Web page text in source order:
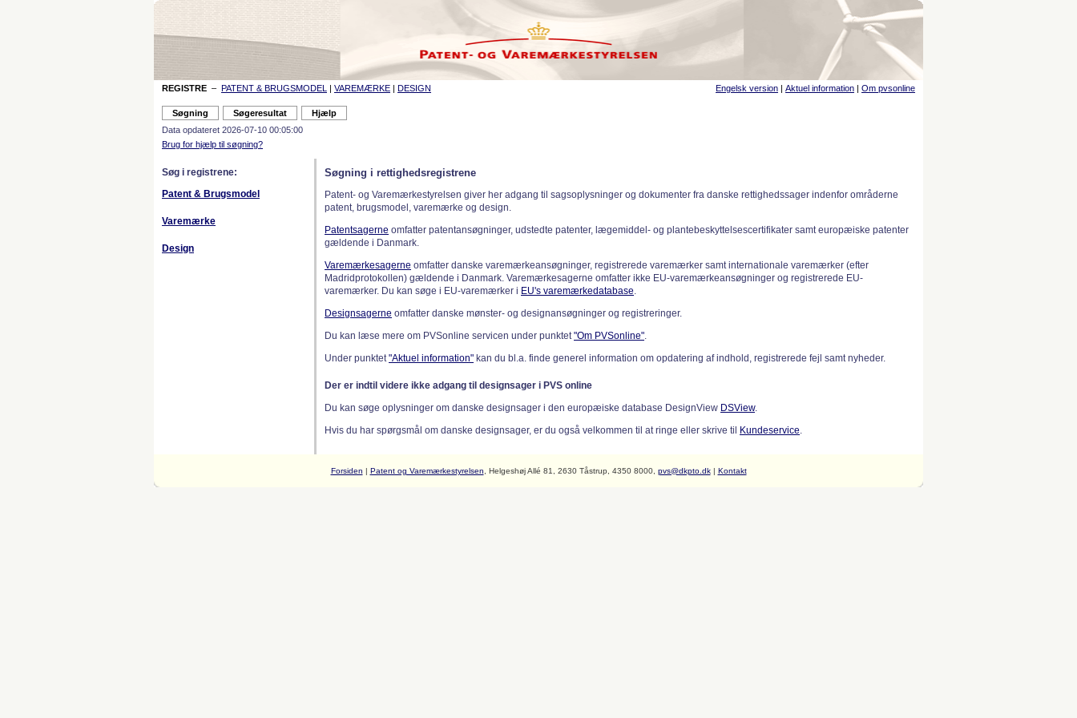
REGISTRE – PATENT & BRUGSMODEL | VAREMÆRKE | DESIGN Engelsk version | Aktuel information | Om pvsonline
Data opdateret 2026-07-10 00:05:00
Brug for hjælp til søgning?
Søg i registrene:
Patent & Brugsmodel
Varemærke
Design
Søgning i rettighedsregistrene
Patent- og Varemærkestyrelsen giver her adgang til sagsoplysninger og dokumenter fra danske rettighedssager indenfor områderne
patent, brugsmodel, varemærke og design.
Patentsagerne omfatter patentansøgninger, udstedte patenter, lægemiddel- og plantebeskyttelsescertifikater samt europæiske patenter
gældende i Danmark.
Varemærkesagerne omfatter danske varemærkeansøgninger, registrerede varemærker samt internationale varemærker (efter
Madridprotokollen) gældende i Danmark. Varemærkesagerne omfatter ikke EU-varemærkeansøgninger og registrerede EU-
varemærker. Du kan søge i EU-varemærker i EU's varemærkedatabase.
Designsagerne omfatter danske mønster- og designansøgninger og registreringer.
Du kan læse mere om PVSonline servicen under punktet"Om PVSonline".
Under punktet"Aktuel information" kan du bl.a. finde generel information om opdatering af indhold, registrerede fejl samt nyheder.
Der er indtil videre ikke adgang til designsager i PVS online
Du kan søge oplysninger om danske designsager i den europæiske database DesignView DSView.
Hvis du har spørgsmål om danske designsager, er du også velkommen til at ringe eller skrive til
Kundeservice.
Forsiden | Patent og Varemærkestyrelsen , Helgeshøj Allé 81, 2630 Tåstrup, 4350 8000, pvs@dkpto.dk| Kontakt